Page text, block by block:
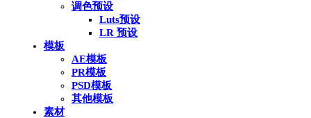
调色预设
Luts预设
LR 预设
模板
AE模板
PR模板
PSD模板
其他模板
素材